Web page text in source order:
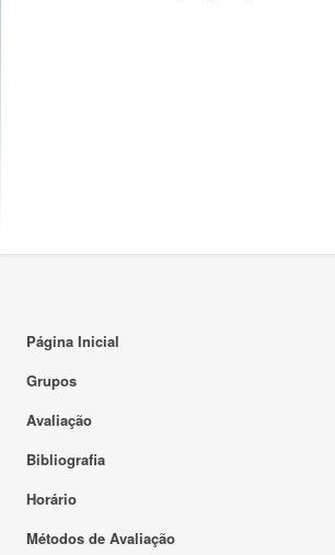
Página Inicial
Grupos
Avaliação
Bibliografia
Horário
Métodos de Avaliação